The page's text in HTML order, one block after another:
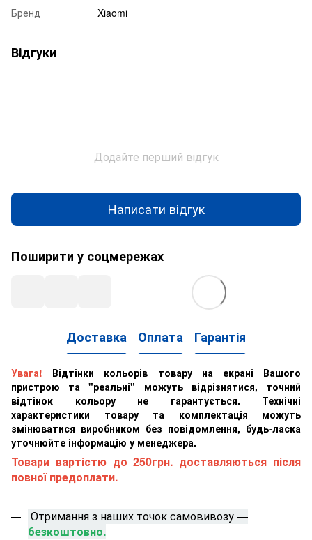
Бренд Xiaomi
Відгуки
Додайте перший відгук
Написати відгук
Поширити у соцмережах
Доставка Оплата Гарантія
Увага! Відтінки кольорів товару на екрані Вашого
пристрою та "реальні" можуть відрізнятися, точний
відтінок кольору не гарантується. Технічні
характеристики товару та комплектація можуть
змінюватися виробником без повідомлення, будь-ласка
уточнюйте інформацію у менеджера.
Товари вартістю до 250грн. доставляються після
повної предоплати.
Отримання з наших точок самовивозу —
безкоштовно.